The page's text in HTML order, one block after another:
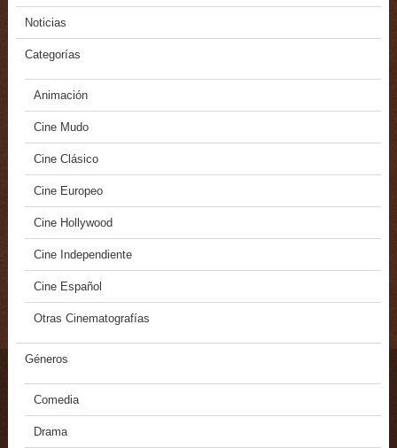
Noticias
Categorías
Animación
Cine Mudo
Cine Clásico
Cine Europeo
Cine Hollywood
Cine Independiente
Cine Español
Otras Cinematografías
Géneros
Comedia
Drama